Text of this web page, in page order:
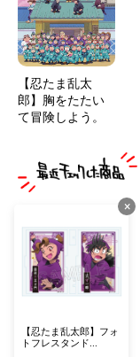
【忍たま乱太
郎】胸をたたい
て冒険しよう。
×
【忍たま乱太郎】フォ
トフレスタンド